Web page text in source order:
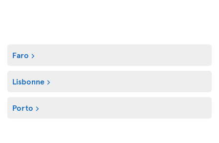
Faro
Lisbonne
Porto